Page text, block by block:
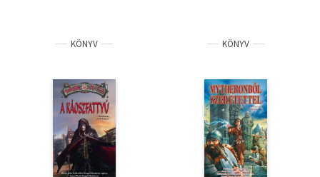
Tankönyv, segédkönyv
Társadalomtudomány
Természettudomány
Történelem
KÖNYV KÖNYV